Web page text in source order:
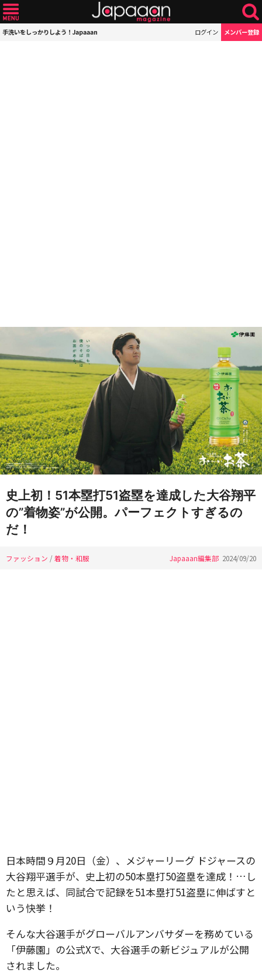
手洗いをしっかりしよう！Japaaan ログイン メンバー登録
史上初！51本塁打51盗塁を達成した大谷翔平
の”着物姿”が公開。パーフェクトすぎるの
だ！
ファッション /着物・和服 Japaaan編集部 2024/09/20
日本時間９月20日（金）、メジャーリーグ ドジャースの
大谷翔平選手が、史上初の50本塁打50盗塁を達成！…し
たと思えば、同試合で記録を51本塁打51盗塁に伸ばすと
いう快挙！
そんな大谷選手がグローバルアンバサダーを務めている
「伊藤園」の公式Xで、大谷選手の新ビジュアルが公開
されました。